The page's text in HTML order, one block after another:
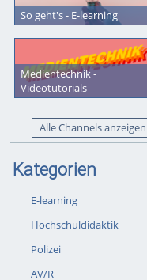
So geht's - E-learning
Medientechnik -
Videotutorials
Alle Channels anzeigen
Kategorien
E-learning
Hochschuldidaktik
Polizei
AV/R